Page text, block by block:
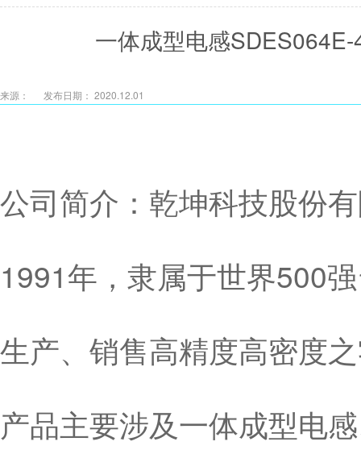
一体成型电感
来源： 发布日期： 2020.12.01
公司简介：乾坤科技股份
1991年，隶属于世界500
生产、销售高精度高密度
产品主要涉及一体成型电